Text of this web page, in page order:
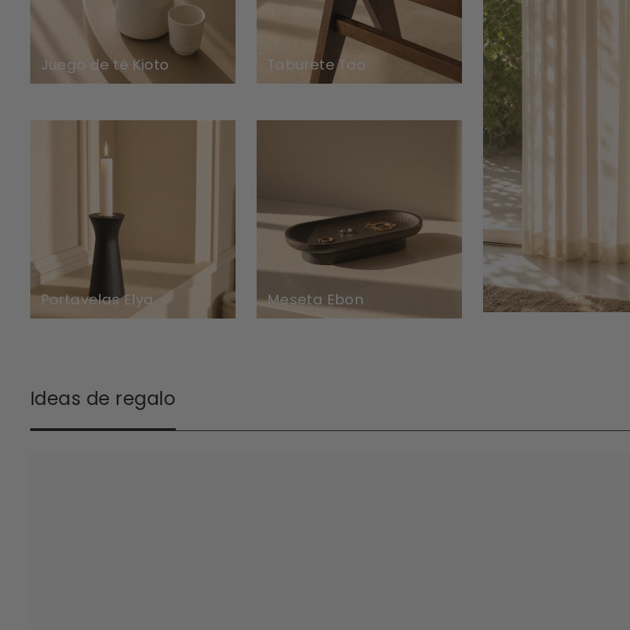
Juego de té Kioto Taburete Tao
Portavelas Elya Meseta Ebon
Ideas de regalo